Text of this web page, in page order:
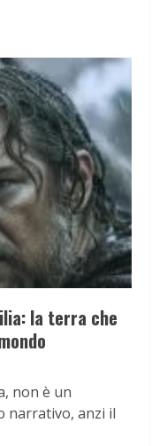
la terra che
non è un
narrativo, anzi il